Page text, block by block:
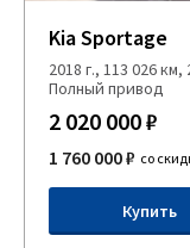
Kia Sportage
2018 г., 113 026
Полный привод
2 020 000 ₽
1 760 000 ₽ со
Купить